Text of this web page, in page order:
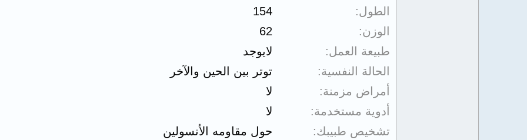
الطول
154
الوزن
62
طبيعة العمل
لايوجد
الحالة النفسية
توتر بين الحين والآخر
أمراض مزمنة
لا
أدوية مستخدمة
لا
تشخيص طبيبك
حول مقاومه الأنسولين